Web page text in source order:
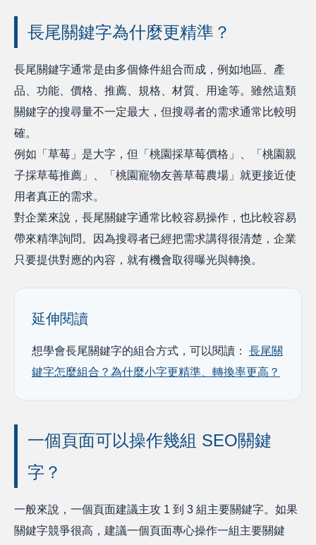
長尾關鍵字為什麼更精準？
長尾關鍵字通常是由多個條件組合而成，例如地區、產
品、功能、價格、推薦、規格、材質、用途等。雖然這類
關鍵字的搜尋量不一定最大，但搜尋者的需求通常比較明
確。
例如「草莓」是大字，但「桃園採草莓價格」、「桃園親
子採草莓推薦」、「桃園寵物友善草莓農場」就更接近使
用者真正的需求。
對企業來說，長尾關鍵字通常比較容易操作，也比較容易
帶來精準詢問。因為搜尋者已經把需求講得很清楚，企業
只要提供對應的內容，就有機會取得曝光與轉換。
延伸閱讀
想學會長尾關鍵字的組合方式，可以閱讀： 長尾關
鍵字怎麼組合？為什麼小字更精準、轉換率更高？
一個頁面可以操作幾組 SEO關鍵
字？
一般來說，一個頁面建議主攻 1 到 3 組主要關鍵字。如果
關鍵字競爭很高，建議一個頁面專心操作一組主要關鍵